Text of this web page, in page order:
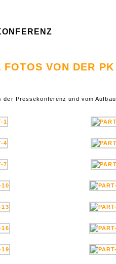
FOTOS VON DER
der Pressekonferenz und vom